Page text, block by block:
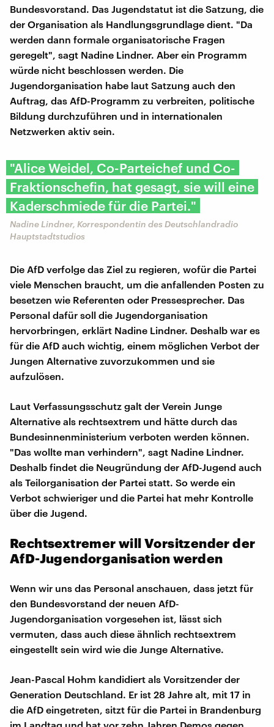
Bundesvorstand. Das Jugendstatut ist die Satzung, die
der Organisation als Handlungsgrundlage dient. "Da
werden dann formale organisatorische Fragen
geregelt", sagt Nadine Lindner. Aber ein Programm
würde nicht beschlossen werden. Die
Jugendorganisation habe laut Satzung auch den
Auftrag, das AfD-Programm zu verbreiten, politische
Bildung durchzuführen und in internationalen
Netzwerken aktiv sein.
"Alice Weidel, Co-Parteichef und Co-
Fraktionschefin, hat gesagt, sie will eine
Kaderschmiede für die Partei."
Nadine Lindner, Korrespondentin des Deutschlandradio
Hauptstadtstudios
Die AfD verfolge das Ziel zu regieren, wofür die Partei
viele Menschen braucht, um die anfallenden Posten zu
besetzen wie Referenten oder Pressesprecher. Das
Personal dafür soll die Jugendorganisation
hervorbringen, erklärt Nadine Lindner. Deshalb war es
für die AfD auch wichtig, einem möglichen Verbot der
Jungen Alternative zuvorzukommen und sie
aufzulösen.
Laut Verfassungsschutz galt der Verein Junge
Alternative als rechtsextrem und hätte durch das
Bundesinnenministerium verboten werden können.
"Das wollte man verhindern", sagt Nadine Lindner.
Deshalb findet die Neugründung der AfD-Jugend auch
als Teilorganisation der Partei statt. So werde ein
Verbot schwieriger und die Partei hat mehr Kontrolle
über die Jugend.
Rechtsextremer will Vorsitzender der
AfD-Jugendorganisation werden
Wenn wir uns das Personal anschauen, dass jetzt für
den Bundesvorstand der neuen AfD-
Jugendorganisation vorgesehen ist, lässt sich
vermuten, dass auch diese ähnlich rechtsextrem
eingestellt sein wird wie die Junge Alternative.
Jean-Pascal Hohm kandidiert als Vorsitzender der
Generation Deutschland. Er ist 28 Jahre alt, mit 17 in
die AfD eingetreten, sitzt für die Partei in Brandenburg